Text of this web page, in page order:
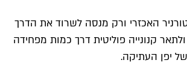
האכזרי ורק מנסה לשרוד את הדרך
קנונייה פוליטית דרך כמות מפחידה